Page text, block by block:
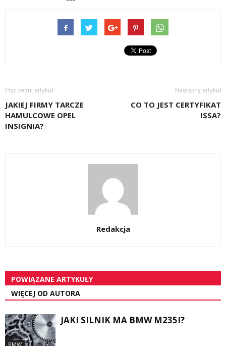
Poprzedni artykuł
JAKIEJ FIRMY TARCZE
HAMULCOWE OPEL
INSIGNIA?
Następny artykuł
CO TO JEST CERTYFIKAT
ISSA?
Redakcja
POWIĄZANE ARTYKUŁY
WIĘCEJ OD AUTORA
BMW
JAKI SILNIK MA BMW M235I?